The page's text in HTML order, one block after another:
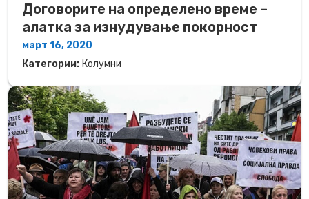
Договорите на определено време –
алатка за изнудување покорност
март 16, 2020
Категории: Колумни